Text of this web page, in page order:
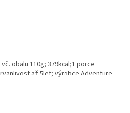
vč. obalu 110g; 379kcal;1 porce
až 5let; výrobce Adventure